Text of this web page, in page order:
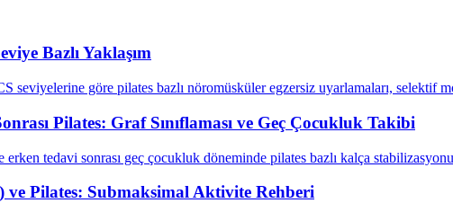
Bazlı Yaklaşım
seviyelerine göre pilates bazlı nöromüsküler egzersiz uyarlamaları, selektif
Pilates: Graf Sınıflaması ve Geç Çocukluk Takibi
erken tedavi sonrası geç çocukluk döneminde pilates bazlı kalça
Pilates: Submaksimal Aktivite Rehberi